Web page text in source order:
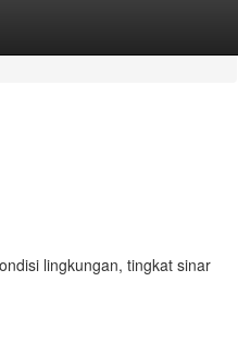
lingkungan, tingkat sinar